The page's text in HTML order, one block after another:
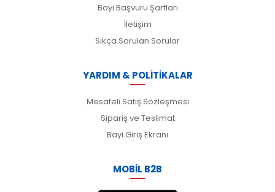
Bayi Başvuru Şartları
İletişim
Sıkça Sorulan Sorular
YARDIM & POLİTİKALAR
Mesafeli Satış Sözleşmesi
Sipariş ve Teslimat
Bayi Giriş Ekranı
MOBİL B2B